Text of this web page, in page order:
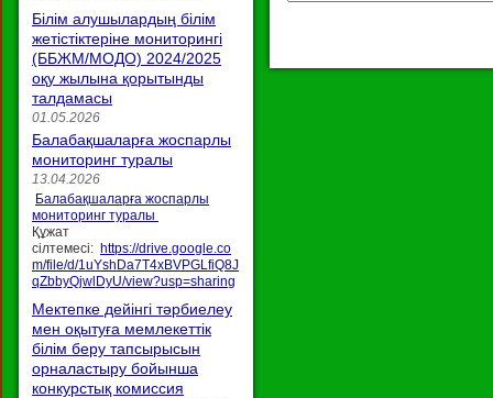
Білім алушылардың білім
жетістіктеріне мониторингі
(ББЖМ/МОДО) 2024/2025
оқу жылына қорытынды
талдамасы
01.05.2026
Балабақшаларға жоспарлы
мониторинг туралы
13.04.2026
Балабақшаларға жоспарлы
мониторинг туралы
Құжат
сілтемесі: https://drive.google.co
m/file/d/1uYshDa7T4xBVPGLfiQ8J
qZbbyQjwlDyU/view?usp=sharing
Мектепке дейінгі тәрбиелеу
мен оқытуға мемлекеттік
білім беру тапсырысын
орналастыру бойынша
конкурстық комиссия